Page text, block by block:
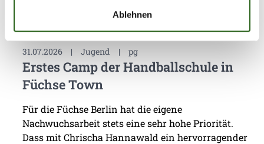
Ablehnen
31.07.2026 | Jugend | pg
Erstes Camp der Handballschule in
Füchse Town
Für die Füchse Berlin hat die eigene
Nachwuchsarbeit stets eine sehr hohe Priorität.
Dass mit Chrischa Hannawald ein hervorragender